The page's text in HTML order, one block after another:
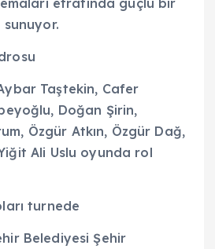
Taştekin, Cafer
Doğan Şirin,
Özgür Atkın, Özgür Dağ,
Ali Uslu oyunda rol
turnede
Belediyesi Şehir